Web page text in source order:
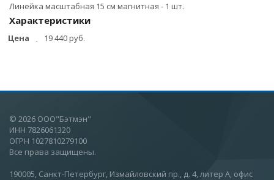
Линейка масштабная 15 см магнитная - 1 шт.
Характеристики
Цена 19 440 руб.
© 2026 ООО"Бэтмэн"
ИНН 7826061320
ОГРН 1027810279100
Все права защищены.
190005, Санкт-Петербург, Измайловский пр., д. 4, литер А, офис